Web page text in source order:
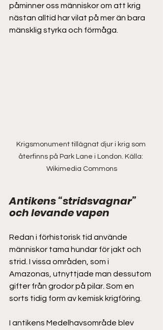
påminner oss människor om att krig
nästan alltid har vilat på mer än bara
mänsklig styrka och förmåga.
Krigsmonument tillägnat djur i krig som
återfinns på Park Lane i London. Källa:
Wikimedia Commons
Antikens “stridsvagnar”
och levande vapen
Redan i förhistorisk tid använde
människor tama hundar för jakt och
strid. I vissa områden, som i
Amazonas, utnyttjade man dessutom
gifter från grodor på pilar. Som en
sorts tidig form av kemisk krigföring.
I antikens Medelhavsområde blev